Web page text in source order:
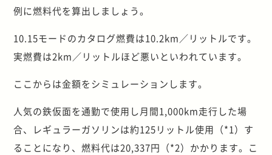
例に燃料代を算出しましょう。
10.15モードのカタログ燃費は10.2km／リットルです。
実燃費は2km／リットルほど悪いといわれています。
ここからは金額をシミュレーションします。
人気の鉄仮面を通勤で使用し月間1,000km走行した場
合、レギュラーガソリンは約125リットル使用（*1）す
ることになり、燃料代は20,337円（*2）かかります。こ